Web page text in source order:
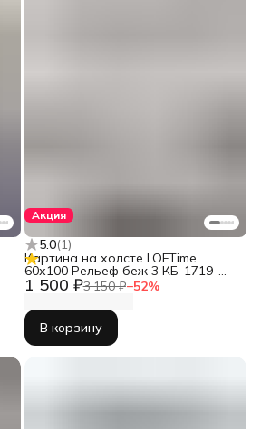
Акция
5.0(1)
1 500 ₽3 150 ₽−52%
Картина на холсте LOFTime
60х100 Рельеф беж 3 КБ-1719-
60100
В корзину